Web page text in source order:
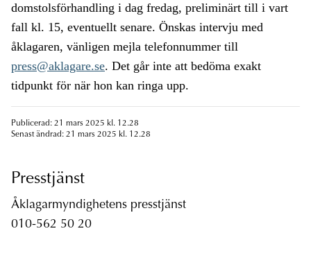
domstolsförhandling i dag fredag, preliminärt till i vart
fall kl. 15, eventuellt senare. Önskas intervju med
åklagaren, vänligen mejla telefonnummer till
press@aklagare.se. Det går inte att bedöma exakt
tidpunkt för när hon kan ringa upp.
Publicerad: 21 mars 2025 kl. 12.28
Senast ändrad: 21 mars 2025 kl. 12.28
Presstjänst
Åklagarmyndighetens presstjänst
010-562 50 20